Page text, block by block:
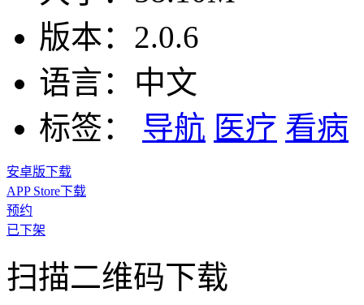
版本： 2.0.6
语言： 中文
标签：
导航 医疗 看病
安卓版下载
APP Store下载
预约
已下架
扫描二维码下载